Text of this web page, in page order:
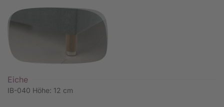
Eiche
IB-040 Höhe: 12 cm